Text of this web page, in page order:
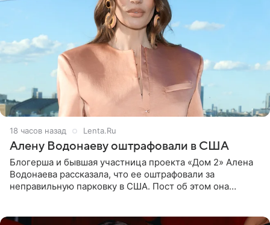
18 часов назад Lenta.Ru
Алену Водонаеву оштрафовали в США
Блогерша и бывшая участница проекта «Дом 2» Алена
Водонаева рассказала, что ее оштрафовали за
неправильную парковку в США. Пост об этом она